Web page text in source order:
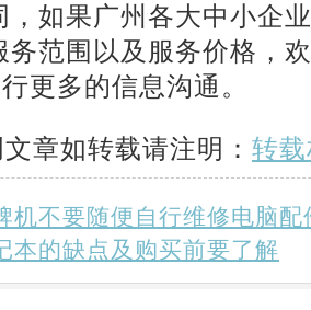
，如果广州各大中小企
务范围以及服务价格，
更多的信息沟通。
章如转载请注明： 转
机不要随便自行维修电脑配
本的缺点及购买前要了解